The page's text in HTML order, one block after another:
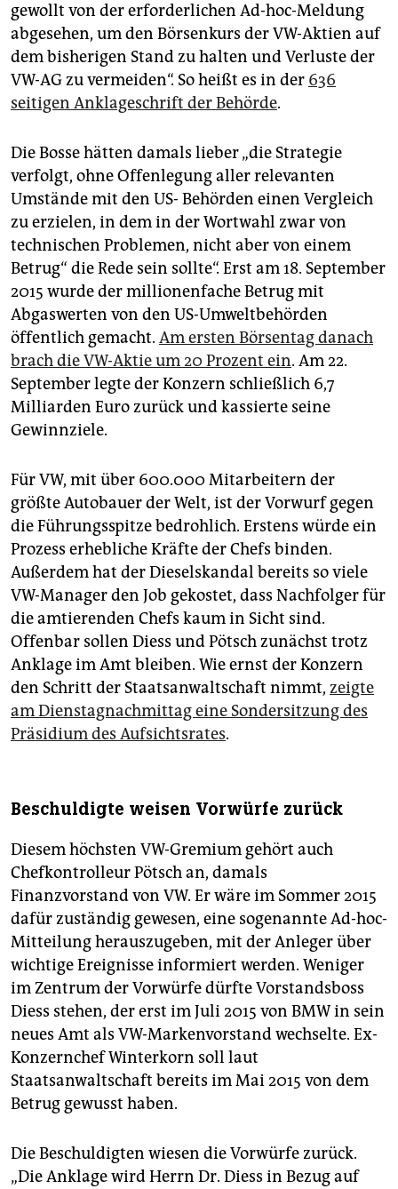
gewollt von der erforderlichen Ad-hoc-Meldung
abgesehen, um den Börsenkurs der VW-Aktien auf
dem bisherigen Stand zu halten und Verluste der
VW-AG zu vermeiden“. So heißt es in der 636
seitigen Anklageschrift der Behörde.
Die Bosse hätten damals lieber „die Strategie
verfolgt, ohne Offenlegung aller relevanten
Umstände mit den US- Behörden einen Vergleich
zu erzielen, in dem in der Wortwahl zwar von
technischen Problemen, nicht aber von einem
Betrug“ die Rede sein sollte“. Erst am 18. September
2015 wurde der millionenfache Betrug mit
Abgaswerten von den US-Umweltbehörden
öffentlich gemacht. Am ersten Börsentag danach
brach die VW-Aktie um 20 Prozent ein. Am 22.
September legte der Konzern schließlich 6,7
Milliarden Euro zurück und kassierte seine
Gewinnziele.
Für VW, mit über 600.000 Mitarbeitern der
größte Autobauer der Welt, ist der Vorwurf gegen
die Führungsspitze bedrohlich. Erstens würde ein
Prozess erhebliche Kräfte der Chefs binden.
Außerdem hat der Dieselskandal bereits so viele
VW-Manager den Job gekostet, dass Nachfolger für
die amtierenden Chefs kaum in Sicht sind.
Offenbar sollen Diess und Pötsch zunächst trotz
Anklage im Amt bleiben. Wie ernst der Konzern
den Schritt der Staatsanwaltschaft nimmt, zeigte
am Dienstagnachmittag eine Sondersitzung des
Präsidium des Aufsichtsrates.
Beschuldigte weisen Vorwürfe zurück
Diesem höchsten VW-Gremium gehört auch
Chefkontrolleur Pötsch an, damals
Finanzvorstand von VW. Er wäre im Sommer 2015
dafür zuständig gewesen, eine sogenannte Ad-hoc-
Mitteilung herauszugeben, mit der Anleger über
wichtige Ereignisse informiert werden. Weniger
im Zentrum der Vorwürfe dürfte Vorstandsboss
Diess stehen, der erst im Juli 2015 von BMW in sein
neues Amt als VW-Markenvorstand wechselte. Ex-
Konzernchef Winterkorn soll laut
Staatsanwaltschaft bereits im Mai 2015 von dem
Betrug gewusst haben.
Die Beschuldigten wiesen die Vorwürfe zurück.
„Die Anklage wird Herrn Dr. Diess in Bezug auf